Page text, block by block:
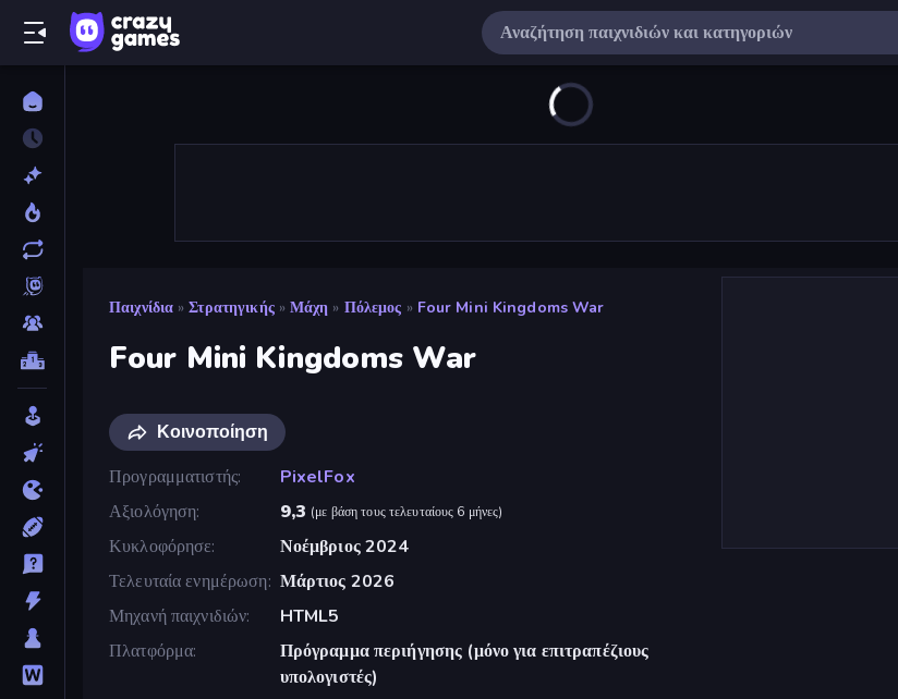
Παιχνίδια » Στρατηγικής » Μάχη » Πόλεμος » Four Mini Kingdoms War
Four Mini Kingdoms War
Κοινοποίηση
Προγραμματιστής
PixelFox
Αξιολόγηση
9,3 (με βάση τους τελευταίους 6 μήνες)
Κυκλοφόρησε
Νοέμβριος 2024
Τελευταία ενημέρωση Μάρτιος 2026
Μηχανή παιχνιδιών
HTML5
Πλατφόρμα
Πρόγραμμα περιήγησης (μόνο για επιτραπέζιους
υπολογιστές)